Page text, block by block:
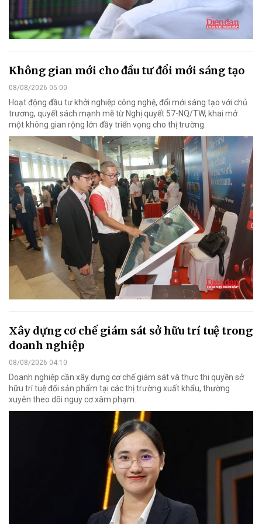
Không gian mới cho đầu tư đổi mới sáng tạo
08/08/2026 05:00
Hoạt động đầu tư khởi nghiệp công nghệ, đổi mới sáng tạo với chủ
trương, quyết sách mạnh mẽ từ Nghị quyết 57-NQ/TW, khai mở
một không gian rộng lớn đầy triển vọng cho thị trường.
Xây dựng cơ chế giám sát sở hữu trí tuệ trong
doanh nghiệp
08/08/2026 04:10
Doanh nghiệp cần xây dựng cơ chế giám sát và thực thi quyền sở
hữu trí tuệ đối sản phẩm tại các thị trường xuất khẩu, thường
xuyên theo dõi nguy cơ xâm phạm.